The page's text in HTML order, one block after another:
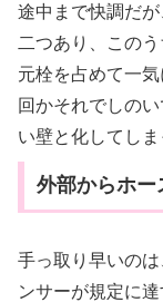
途中まで快調だ
二つあり、この
元栓を占めて一
回かそれでしの
い壁と化してしま
外部からホー
手っ取り早いの
ンサーが規定に